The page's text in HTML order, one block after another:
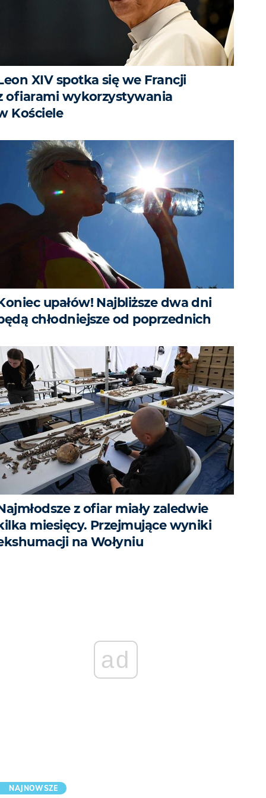
XIV spotka się we Francji
ofiarami wykorzystywania
Kościele
upałów! Najbliższe dwa dni
chłodniejsze od poprzednich
z ofiar miały zaledwie
miesięcy. Przejmujące wyniki
na Wołyniu
ad
NAJNOWSZE